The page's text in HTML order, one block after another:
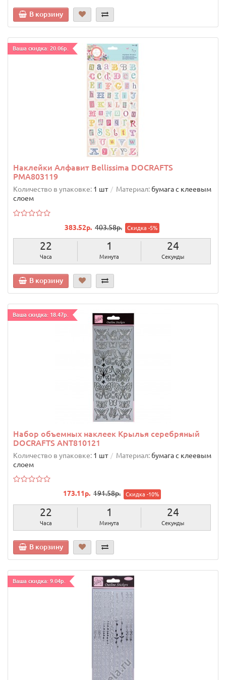
В корзину
Ваша скидка: 20.06р.
Наклейки Алфавит Bellissima DOCRAFTS
PMA803119
Количество в упаковке: 1 шт Материал: бумага с клеевым
слоем
383.52р. 403.58р. Скидка -5%
22
Часа
1
Минута
23
Секунды
В корзину
Ваша скидка: 18.47р.
Набор объемных наклеек Крылья серебряный
DOCRAFTS ANT810121
Количество в упаковке: 1 шт Материал: бумага с клеевым
слоем
173.11р. 191.58р. Скидка -10%
22
Часа
1
Минута
23
Секунды
В корзину
Ваша скидка: 9.04р.